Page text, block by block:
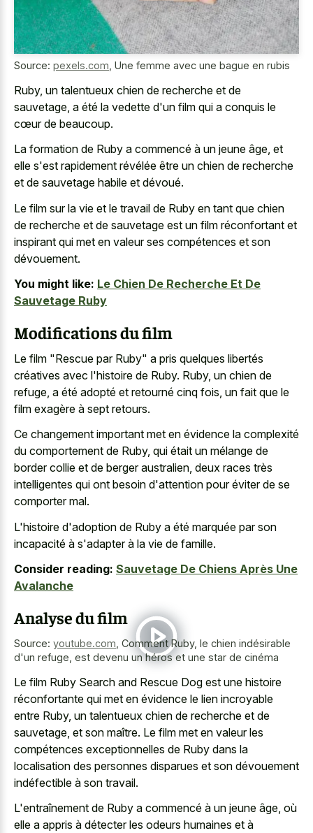
Source: pexels.com Une femme avec une bague en rubis
Ruby, un talentueux chien de recherche et de
sauvetage, a été la vedette d'un film qui a conquis le
cœur de beaucoup.
La formation de Ruby a commencé à un jeune âge, et
elle s'est rapidement révélée être un chien de recherche
et de sauvetage habile et dévoué.
Le film sur la vie et le travail de Ruby en tant que chien
de recherche et de sauvetage est un film réconfortant et
inspirant qui met en valeur ses compétences et son
dévouement.
You might like: Le Chien De Recherche Et De
Sauvetage Ruby
Modifications du film
Le film "Rescue par Ruby" a pris quelques libertés
créatives avec l'histoire de Ruby. Ruby, un chien de
refuge, a été adopté et retourné cinq fois, un fait que le
film exagère à sept retours.
Ce changement important met en évidence la complexité
du comportement de Ruby, qui était un mélange de
border collie et de berger australien, deux races très
intelligentes qui ont besoin d'attention pour éviter de se
comporter mal.
L'histoire d'adoption de Ruby a été marquée par son
incapacité à s'adapter à la vie de famille.
Consider reading: Sauvetage De Chiens Après Une
Avalanche
Analyse du film
Source: youtube.com Comment Ruby, le chien indésirable
d'un refuge, est devenu un héros et une star de cinéma
Le film Ruby Search and Rescue Dog est une histoire
réconfortante qui met en évidence le lien incroyable
entre Ruby, un talentueux chien de recherche et de
sauvetage, et son maître. Le film met en valeur les
compétences exceptionnelles de Ruby dans la
localisation des personnes disparues et son dévouement
indéfectible à son travail.
L'entraînement de Ruby a commencé à un jeune âge, où
elle a appris à détecter les odeurs humaines et à